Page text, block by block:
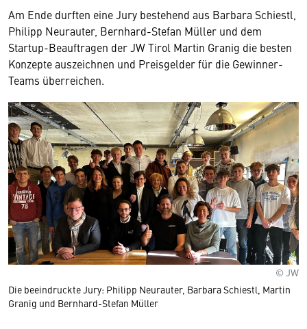
Am Ende durften eine Jury bestehend aus Barbara Schiestl,
Philipp Neurauter, Bernhard-Stefan Müller und dem
Startup-Beauftragen der JW Tirol Martin Granig die besten
Konzepte auszeichnen und Preisgelder für die Gewinner-
Teams überreichen.
© JW
Die beeindruckte Jury: Philipp Neurauter, Barbara Schiestl, Martin
Granig und Bernhard-Stefan Müller